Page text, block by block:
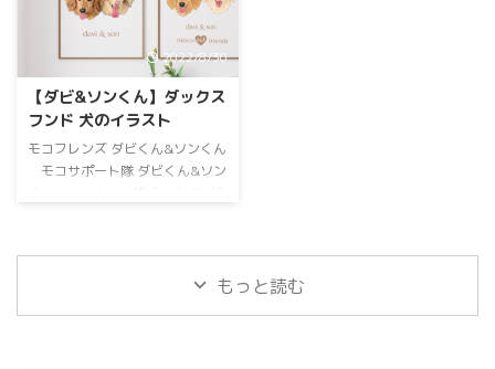
モコサポート隊としてご支援いた
だきました。 ラルクくん&シンく
ん&ケンんママ！ありがとうござ
いました！ チワワ 長男・右 ブ
ラックタン 男の子 お誕生日：
2008年7月7日 🌈虹ぐみ：2021年
11月3日 次男シンくん(中央) ホ
ワイ ...
2022/8/30
【ダビ&ソンくん】ダックス
フンド 犬のイラスト
モコフレンズ ダビくん&ソンくん
モコサポート隊 ダビくん&ソン
ビくんは一生懸命病気と闘ってソ
ンくんもお留守番がんばってるそもっと読む